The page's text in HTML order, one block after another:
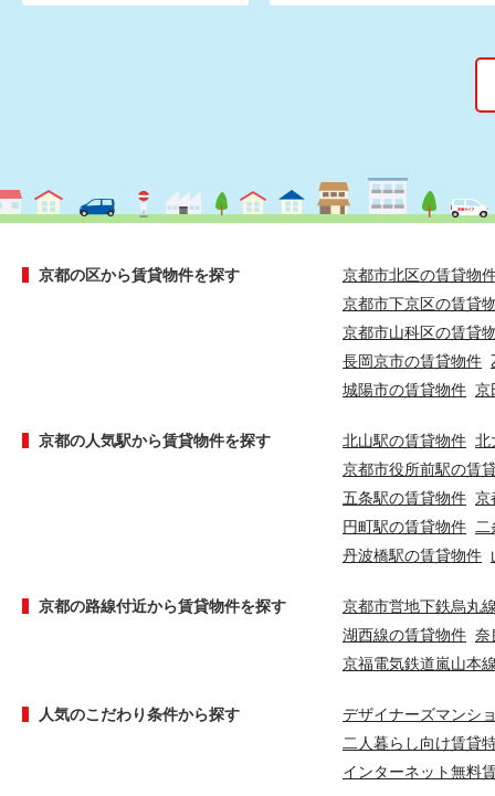
京都の区から賃貸物件を探す
京都市北区の賃貸物
京都市下京区の賃貸
京都市山科区の賃貸
長岡京市の賃貸物件
城陽市の賃貸物件 京
京都の人気駅から賃貸物件を探す 北山駅の賃貸物件 北
京都市役所前駅の賃
五条駅の賃貸物件 京
円町駅の賃貸物件
丹波橋駅の賃貸物件
京都の路線付近から賃貸物件を探す
京都市営地下鉄烏丸
湖西線の賃貸物件 奈
京福電気鉄道嵐山本
人気のこだわり条件から探す
デザイナーズマンシ
二人暮らし向け賃貸
インターネット無料